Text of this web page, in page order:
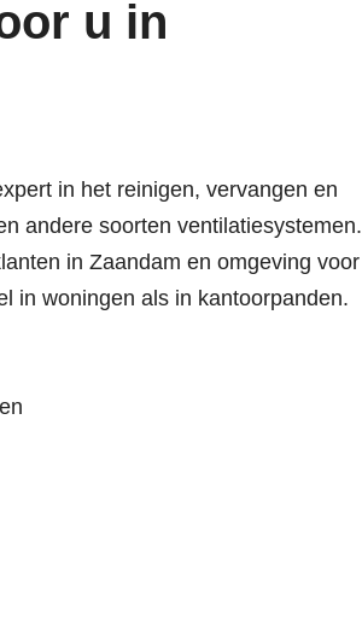
u in
in het reinigen, vervangen en
andere soorten ventilatiesystemen.
in Zaandam en omgeving voor
in woningen als in kantoorpanden.